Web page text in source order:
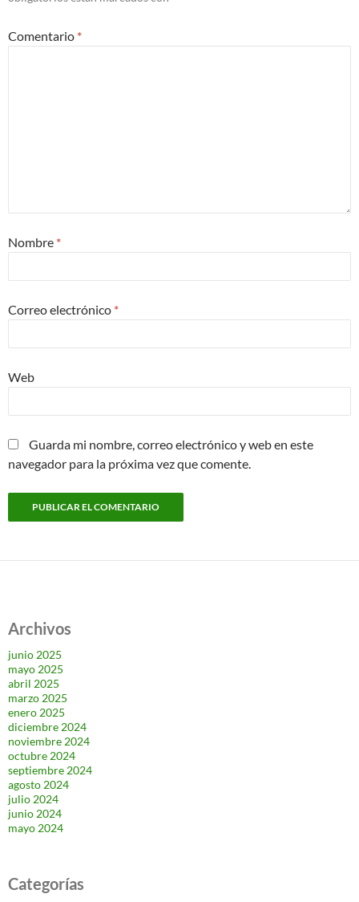
Comentario *
Nombre *
Correo electrónico *
Web
Guarda mi nombre, correo electrónico y web en este
navegador para la próxima vez que comente.
Archivos
junio 2025
mayo 2025
abril 2025
marzo 2025
enero 2025
diciembre 2024
noviembre 2024
octubre 2024
septiembre 2024
agosto 2024
julio 2024
junio 2024
mayo 2024
Categorías